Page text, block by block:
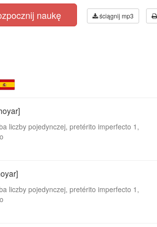
naukę ściągnij mp3
liczby pojedynczej, pretérito imperfecto 1,
liczby pojedynczej, pretérito imperfecto 1,